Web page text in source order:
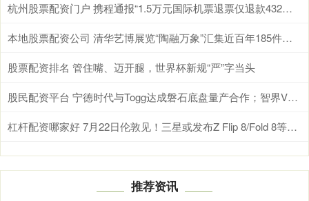
杭州股票配资门户 携程通报“1.5万元国际机票退票仅退款432元”：已补偿退票损失费用14727元，并非破例优待
本地股票配资公司 清华艺博展览“陶融万象”汇集近百年185件民间陶瓷代表作品
股票配资排名 管住嘴、迈开腿，世界杯新规“严”字当头
股民配资平台 宁德时代与Togg达成磐石底盘量产合作；智界V9将于本月正式上市丨汽车早参
杠杆配资哪家好 7月22日伦敦见！三星或发布Z Flip 8/Fold 8等折叠屏新品
推荐资讯